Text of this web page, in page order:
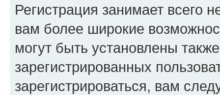
Регистрация занимает всего
вам более широкие
могут быть установлены
зарегистрированных
зарегистрироваться, вам